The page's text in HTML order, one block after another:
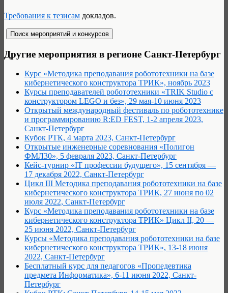
Требования к тезисам докладов.
Другие мероприятия в регионе Санкт-Петербург
Курс «Методика преподавания робототехники на базе
кибернетического конструктора ТРИК», ноябрь 2023
Курсы преподавателей робототехники «TRIK Studio с
конструктором LEGO и без», 29 мая-10 июня 2023
Открытый международный фестиваль по робототехнике
и программированию R:ED FEST, 1-2 апреля 2023,
Санкт-Петербург
Кубок РТК, 4 марта 2023, Санкт-Петербург
Открытые инженерные соревнования «Полигон
ФМЛ30», 5 февраля 2023, Санкт-Петербург
Кейс-турнир «IT профессии будущего», 15 сентября —
17 декабря 2022, Санкт-Петербург
Цикл III Методика преподавания робототехники на базе
кибернетического конструктора ТРИК, 27 июня по 02
июля 2022, Санкт-Петербург
Курс «Методика преподавания робототехники на базе
кибернетического конструктора ТРИК» Цикл II, 20 —
25 июня 2022, Санкт-Петербург
Курсы «Методика преподавания робототехники на базе
кибернетического конструктора ТРИК», 13-18 июня
2022, Санкт-Петербург
Бесплатный курс для педагогов «Пропедевтика
предмета Информатика», 6-11 июня 2022, Санкт-
Петербург